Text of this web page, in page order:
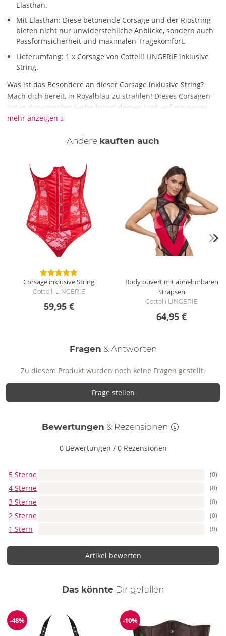
Elasthan.
Mit Elasthan: Diese betonende Corsage und der Riostring
bieten nicht nur unwiderstehliche Anblicke, sondern auch
Passformsicherheit und maximalen Tragekomfort.
Lieferumfang: 1 x Corsage von Cottelli LINGERIE inklusive
String.
Was ist das Besondere an dieser Corsage inklusive String?
Mach dich bereit, in Royalblau zu strahlen! Dieses Corsagen-
Set in dynamischer Farbe bringt deinen Look auf ein neues
Level. Der Mix aus verführerischer Spitze und glänzendem
den ganzen Abend über superkomfortabel fühlst. Die
Spitzencups gekonnt deine Brüste und bietet leichte hebende
Unterstützung. Die eingearbeiteten Formstäbe und der
verstellbare Hakenverschluss im Rücken sorgen für den
perfekten Sitz. Auch der dazu passende hochwertige Riostring
ist ein echter Hingucker, der den feinen Material-Mix aufgreift
und deinen frechen Look komplett macht.
Wie reinige ich die Corsage inklusive String?
Reinige die Corsage und den String mit einer schonenden
Handwäsche mit Feinwaschmittel.
mehr anzeigen
Andere kauften auch
Corsage inklusive String
Cottelli LINGERIE
59,95 €
Body ouvert mit abnehmbaren
Strapsen
Cottelli LINGERIE
64,95 €
Fragen & Antworten
Zu diesem Produkt wurden noch keine Fragen gestellt.
Frage stellen
Bewertungen & Rezensionen
0 Bewertungen / 0 Rezensionen
5 Sterne (0)
4 Sterne (0)
3 Sterne (0)
2 Sterne (0)
1 Stern (0)
Artikel bewerten
Das könnte Dir auch
gefallen
Reduzierung
-48% Reduzierung
-10%